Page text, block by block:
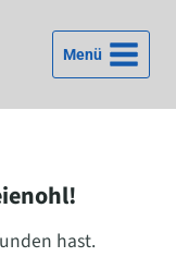
Menü
hast.